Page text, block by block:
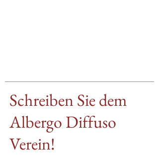
Schreiben Sie dem
Albergo Diffuso
Verein!